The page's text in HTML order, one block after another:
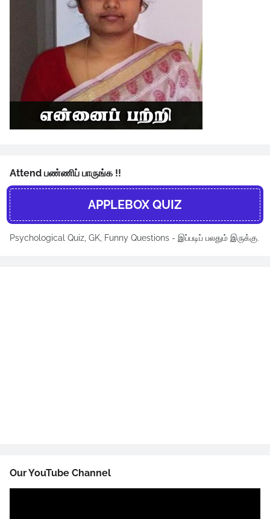
Attend பண்ணிப் பாருங்க !!
APPLEBOX QUIZ
Psychological Quiz, GK, Funny Questions - இப்படிப் பலதும் இருக்கு.
Our YouTube Channel